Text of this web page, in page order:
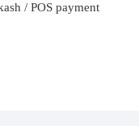
/ POS payment